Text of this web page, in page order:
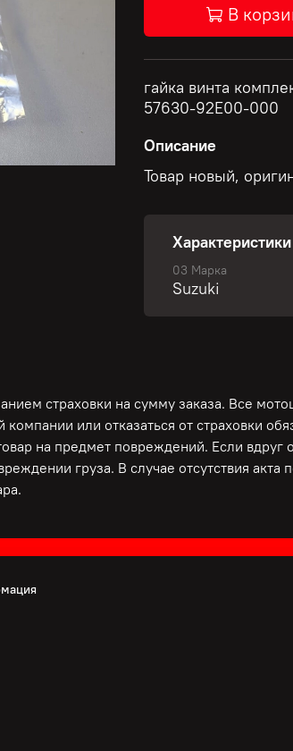
В
гайка винта
57630-92E00-000
Описание
Товар новый,
Характеристики
03 Марка
Suzuki
страховки на сумму заказа. Все
или отказаться от страховки
на предмет повреждений. Если
груза. В случае отсутствия